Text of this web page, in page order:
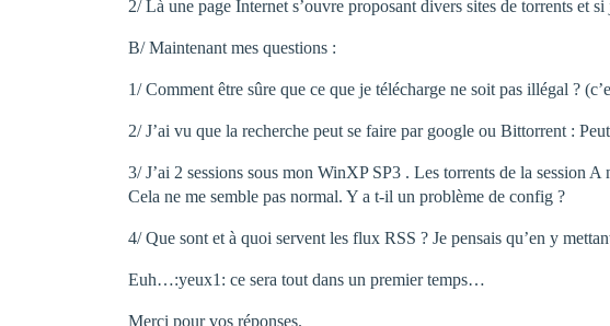
2/ Là une page Internet s’ouvre proposant divers sites de torrents et
B/ Maintenant mes questions :
1/ Comment être sûre que ce que je télécharge ne soit pas illégal ?
2/ J’ai vu que la recherche peut se faire par google ou Bittorrent :
3/ J’ai 2 sessions sous mon WinXP SP3 . Les torrents de la session
Cela ne me semble pas normal. Y a t-il un problème de config ?
4/ Que sont et à quoi servent les flux RSS ? Je pensais qu’en y
Euh…:yeux1: ce sera tout dans un premier temps…
Merci pour vos réponses.